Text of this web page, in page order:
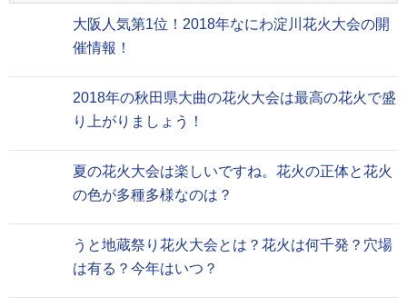
大阪人気第1位！2018年なにわ淀川花火大会の開
催情報！
2018年の秋田県大曲の花火大会は最高の花火で盛
り上がりましょう！
夏の花火大会は楽しいですね。花火の正体と花火
の色が多種多様なのは？
うと地蔵祭り花火大会とは？花火は何千発？穴場
は有る？今年はいつ？